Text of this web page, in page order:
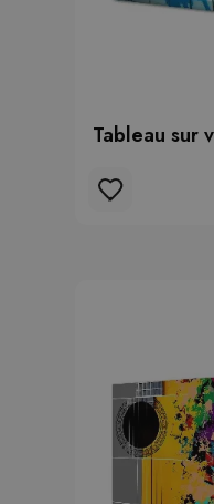
Tableau sur